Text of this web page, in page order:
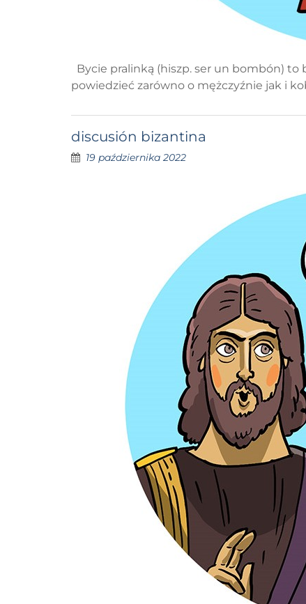
Bycie pralinką (hiszp. ser un bombón) to
powiedzieć zarówno o mężczyźnie jak i
discusión bizantina
19 października 2022